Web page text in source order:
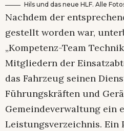
Hils und das neue HLF. Alle
Nachdem der
gestellt worden war,
„Kompetenz-Team
Mitgliedern der
das Fahrzeug seinen
Führungskräften und
Gemeindeverwaltung ein
Leistungsverzeichnis. Ein